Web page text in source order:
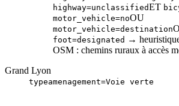
highway=unclassifiedET
motor_vehicle=noOU
motor_vehicle=destination
foot=designated →
OSM : chemins ruraux à accès
Grand Lyon
typeamenagement=Voie verte